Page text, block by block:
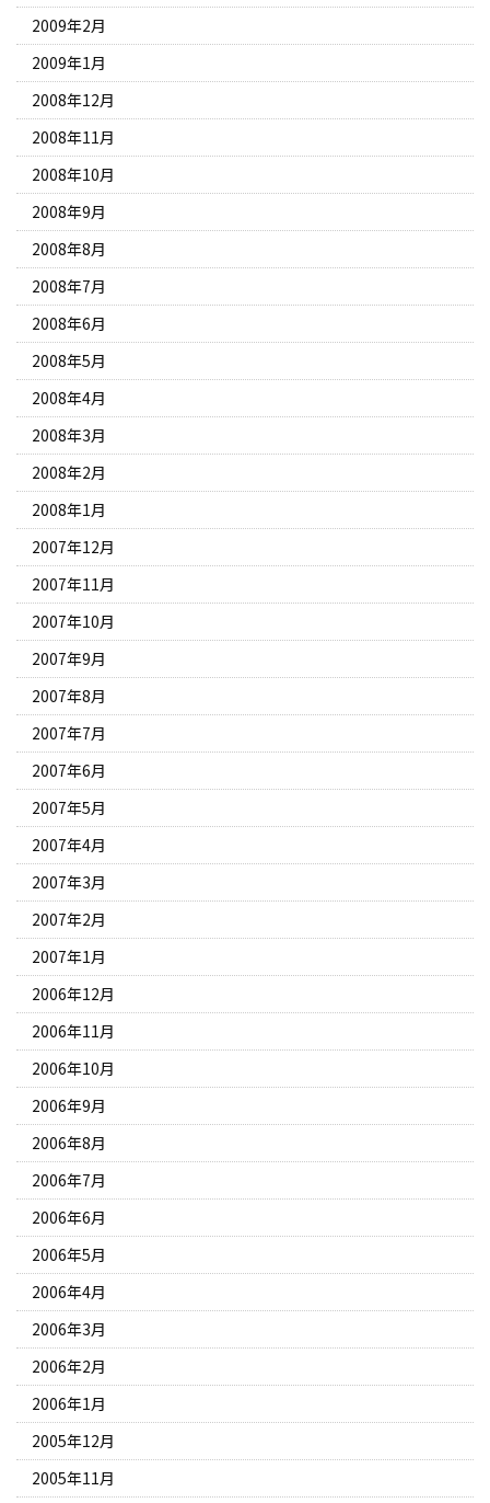
2009年2月
2009年1月
2008年12月
2008年11月
2008年10月
2008年9月
2008年8月
2008年7月
2008年6月
2008年5月
2008年4月
2008年3月
2008年2月
2008年1月
2007年12月
2007年11月
2007年10月
2007年9月
2007年8月
2007年7月
2007年6月
2007年5月
2007年4月
2007年3月
2007年2月
2007年1月
2006年12月
2006年11月
2006年10月
2006年9月
2006年8月
2006年7月
2006年6月
2006年5月
2006年4月
2006年3月
2006年2月
2006年1月
2005年12月
2005年11月